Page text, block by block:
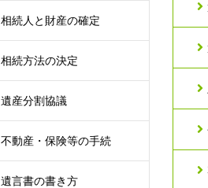
相続人と財産の確定
相続方法の決定
遺産分割協議
不動産・保険等の手続
遺言書の書き方